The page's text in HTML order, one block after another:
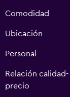
Comodidad
Ubicación
Personal
Relación calidad-
precio